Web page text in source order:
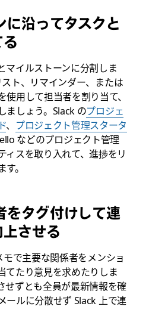
沿ってタスクと
マイルストーンに分割しま
ト、リマインダー、または
使用して担当者を割り当て、
ましょう。Slack のプロジェ
、 プロジェクト管理スタータ
などのプロジェクト管理
ィスを取り入れて、進捗をリ
。
をタグ付けして連
させる
で主要な関係者をメンショ
てたり意見を求めたりしま
せずとも全員が最新情報を確
ールに分散せず Slack 上で連